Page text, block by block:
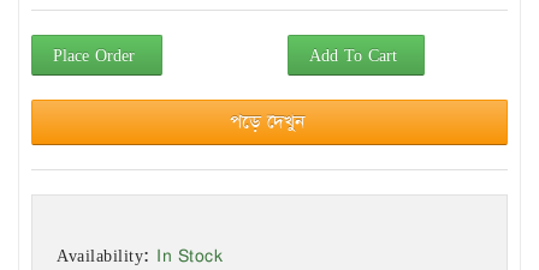
Place Order Add To Cart
পড়ে দেখুন
Availability: In Stock